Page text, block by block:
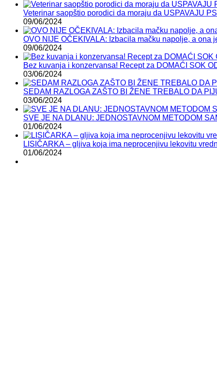
Veterinar saopštio porodici da moraju da USPAVAJU
09/06/2024
OVO NIJE OČEKIVALA: Izbacila mačku napolje, a ona
09/06/2024
Bez kuvanja i konzervansa! Recept za DOMAĆI SOK
03/06/2024
SEDAM RAZLOGA ZAŠTO BI ŽENE TREBALO DA
03/06/2024
SVE JE NA DLANU: JEDNOSTAVNOM METODOM
01/06/2024
LISIČARKA – gljiva koja ima neprocenjivu lekovitu
01/06/2024